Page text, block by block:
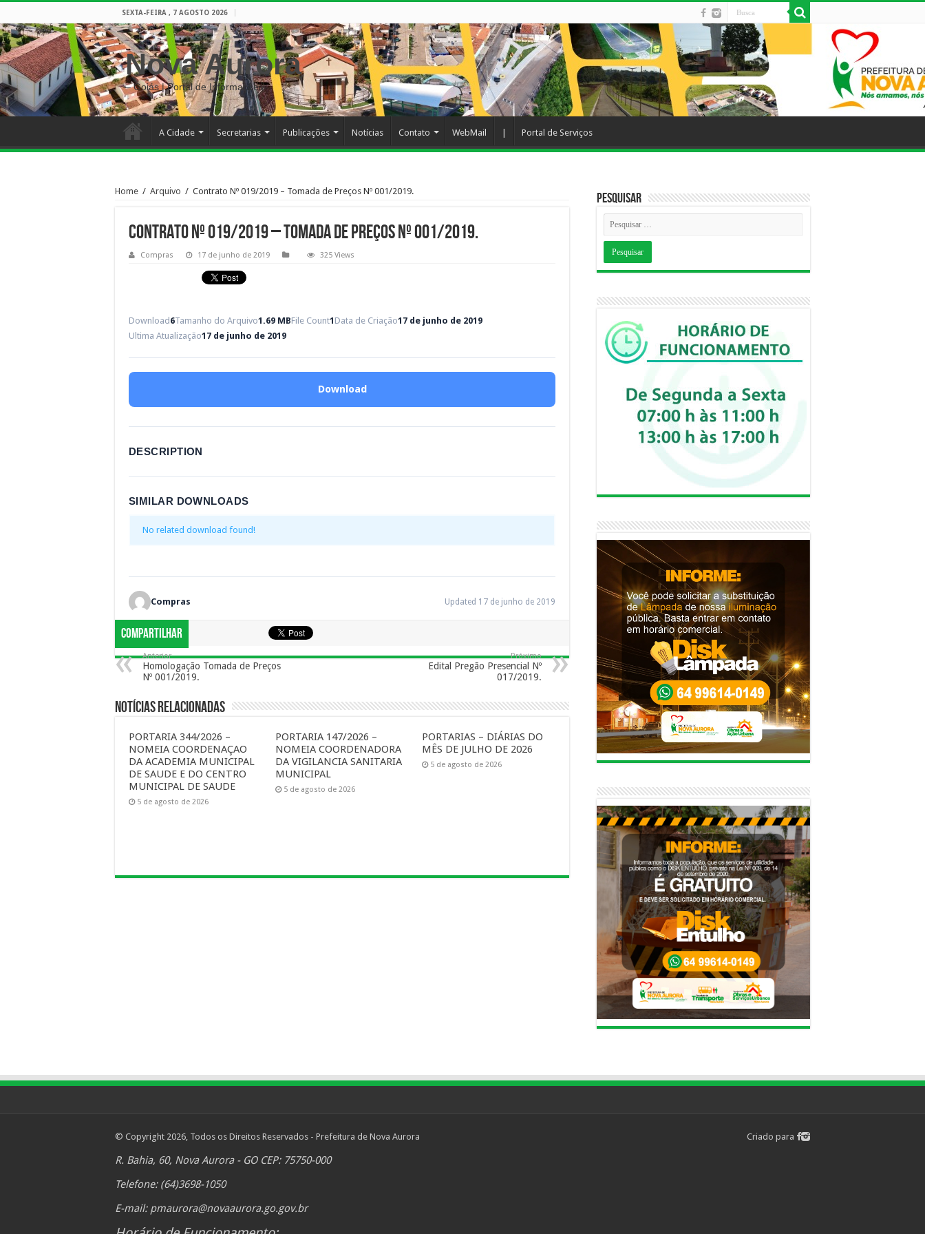
SEXTA-FEIRA , 7 AGOSTO 2026
Nova Aurora
– Goiás | Portal de Informações
A Cidade Secretarias Publicações Notícias Contato WebMail Portal de Serviços
Home / Arquivo / Contrato Nº 019/2019 – Tomada de Preços Nº 001/2019.
Contrato Nº 019/2019 – Tomada de Preços Nº 001/2019.
Compras 17 de junho de 2019 325 Views
Download 6Tamanho do Arquivo1.69 MBFile Count1 Data de Criação17 de junho de 2019
Ultima Atualização17 de junho de 2019
Download
DESCRIPTION
SIMILAR DOWNLOADS
No related download found!
Compras Updated 17 de junho de 2019
Compartilhar
Anterior
Homologação Tomada de Preços
Nº 001/2019.
Próximo
Edital Pregão Presencial Nº
017/2019.
Notícias Relacionadas
PORTARIA 344/2026 –
NOMEIA COORDENAÇAO
DA ACADEMIA MUNICIPAL
DE SAUDE E DO CENTRO
MUNICIPAL DE SAUDE
5 de agosto de 2026
PORTARIA 147/2026 –
NOMEIA COORDENADORA
DA VIGILANCIA SANITARIA
MUNICIPAL
5 de agosto de 2026
PORTARIAS – DIÁRIAS DO
MÊS DE JULHO DE 2026
5 de agosto de 2026
Pesquisar
Criado para
© Copyright 2026, Todos os Direitos Reservados - Prefeitura de Nova Aurora
R. Bahia, 60, Nova Aurora - GO CEP: 75750-000
Telefone: (64)3698-1050
E-mail: pmaurora@novaaurora.go.gov.br